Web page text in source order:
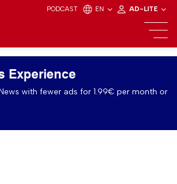
PODCAST EN AD-LITE
Experience
with fewer ads for 1.99€ per month or